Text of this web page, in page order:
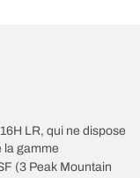
LR, qui ne dispose
la gamme
(3 Peak Mountain